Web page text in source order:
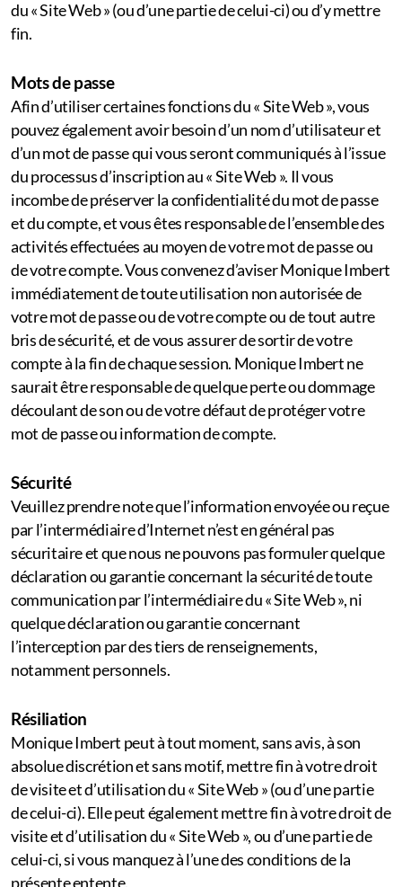
du « Site Web » (ou d’une partie de celui-ci) ou d’y mettre
fin.
Mots de passe
Afin d’utiliser certaines fonctions du « Site Web », vous
pouvez également avoir besoin d’un nom d’utilisateur et
d’un mot de passe qui vous seront communiqués à l’issue
du processus d’inscription au « Site Web ». Il vous
incombe de préserver la confidentialité du mot de passe
et du compte, et vous êtes responsable de l’ensemble des
activités effectuées au moyen de votre mot de passe ou
de votre compte. Vous convenez d’aviser Monique Imbert
immédiatement de toute utilisation non autorisée de
votre mot de passe ou de votre compte ou de tout autre
bris de sécurité, et de vous assurer de sortir de votre
compte à la fin de chaque session. Monique Imbert ne
saurait être responsable de quelque perte ou dommage
découlant de son ou de votre défaut de protéger votre
mot de passe ou information de compte.
Sécurité
Veuillez prendre note que l’information envoyée ou reçue
par l’intermédiaire d’Internet n’est en général pas
sécuritaire et que nous ne pouvons pas formuler quelque
déclaration ou garantie concernant la sécurité de toute
communication par l’intermédiaire du « Site Web », ni
quelque déclaration ou garantie concernant
l’interception par des tiers de renseignements,
notamment personnels.
Résiliation
Monique Imbert peut à tout moment, sans avis, à son
absolue discrétion et sans motif, mettre fin à votre droit
de visite et d’utilisation du « Site Web » (ou d’une partie
de celui-ci). Elle peut également mettre fin à votre droit de
visite et d’utilisation du « Site Web », ou d’une partie de
celui-ci, si vous manquez à l’une des conditions de la
présente entente.